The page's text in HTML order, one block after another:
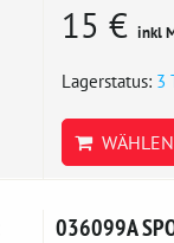
15 €inkl
Lagerstatus: 3
036099A